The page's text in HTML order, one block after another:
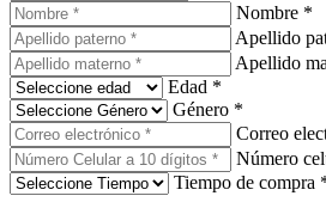
Nombre *
Apellido
Apellido
Edad *
Género *
Correo
Número
Tiempo de compra